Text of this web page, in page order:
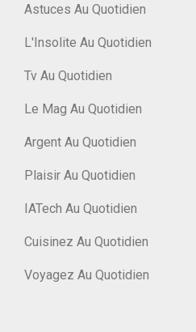
Astuces Au Quotidien
L'Insolite Au Quotidien
Tv Au Quotidien
Le Mag Au Quotidien
Argent Au Quotidien
Plaisir Au Quotidien
IATech Au Quotidien
Cuisinez Au Quotidien
Voyagez Au Quotidien